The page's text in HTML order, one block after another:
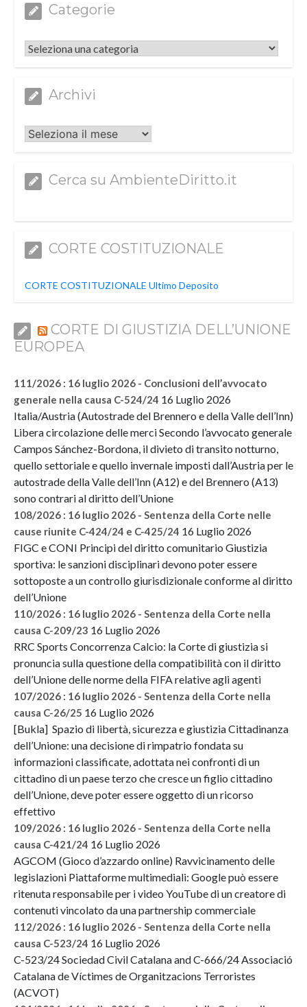
Categorie
Categorie
Archivi
Archivi
Cerca su AmbienteDiritto.it
CORTE COSTITUZIONALE
CORTE COSTITUZIONALE Ultimo Deposito
CORTE DI GIUSTIZIA DELL’UNIONE
EUROPEA
111/2026 : 16 luglio 2026 - Conclusioni dell’avvocato
generale nella causa C-524/24 16 Luglio 2026
Italia/Austria (Autostrade del Brennero e della Valle dell’Inn)
Libera circolazione delle merci Secondo l’avvocato generale
Campos Sánchez-Bordona, il divieto di transito notturno,
quello settoriale e quello invernale imposti dall’Austria per le
autostrade della Valle dell’Inn (A12) e del Brennero (A13)
sono contrari al diritto dell’Unione
108/2026 : 16 luglio 2026 - Sentenza della Corte nelle
cause riunite C-424/24 e C-425/24 16 Luglio 2026
FIGC e CONI Principi del diritto comunitario Giustizia
sportiva: le sanzioni disciplinari devono poter essere
sottoposte a un controllo giurisdizionale conforme al diritto
dell’Unione
110/2026 : 16 luglio 2026 - Sentenza della Corte nella
causa C-209/23 16 Luglio 2026
RRC Sports Concorrenza Calcio: la Corte di giustizia si
pronuncia sulla questione della compatibilità con il diritto
dell’Unione delle norme della FIFA relative agli agenti
107/2026 : 16 luglio 2026 - Sentenza della Corte nella
causa C-26/25 16 Luglio 2026
[Bukla] Spazio di libertà, sicurezza e giustizia Cittadinanza
dell’Unione: una decisione di rimpatrio fondata su
informazioni classificate, adottata nei confronti di un
cittadino di un paese terzo che cresce un figlio cittadino
dell’Unione, deve poter essere oggetto di un ricorso
effettivo
109/2026 : 16 luglio 2026 - Sentenza della Corte nella
causa C-421/24 16 Luglio 2026
AGCOM (Gioco d’azzardo online) Ravvicinamento delle
legislazioni Piattaforme multimediali: Google può essere
ritenuta responsabile per i video YouTube di un creatore di
contenuti vincolato da una partnership commerciale
112/2026 : 16 luglio 2026 - Sentenza della Corte nella
causa C-523/24 16 Luglio 2026
C-523/24 Sociedad Civil Catalana and C-666/24 Associació
Catalana de Víctimes de Organitzacions Terroristes
(ACVOT)